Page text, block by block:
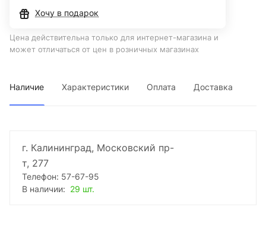
Хочу в подарок
Цена действительна только для интернет-магазина и
может отличаться от цен в розничных магазинах
Наличие Характеристики Оплата Доставка
г. Калининград, Московский пр-
т, 277
Телефон: 57-67-95
В наличии: 29 шт.